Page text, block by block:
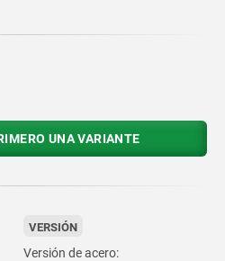
UNA VARIANTE
VERSIÓN
Versión de acero: